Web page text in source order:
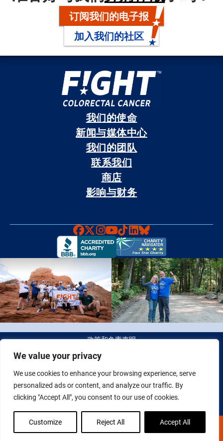
We value your privacy
We use cookies to enhance your browsing experience, serve
personalized ads or content, and analyze our traffic. By
clicking "Accept All", you consent to our use of cookies.
Customize Reject All Accept All
订阅我们的电子报
加入我们的社区
我们的使命
新闻与媒体中心
我们的团队
联系我们
商店
影响与财务
Faceboook
X Instagram
YouTube
TikTok
LinkedIn
Bluesky
政策和免责声明
© 2026 Fight Colorectal Cancer 版权所有。 税务识别号（Tax
ID）：20-2622550
现在捐赠